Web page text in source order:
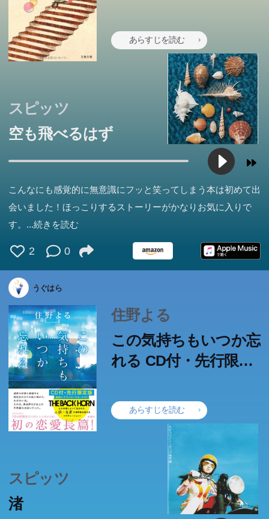
あらすじを読む
スピッツ
空も飛べるはず
こんなにも感覚的に無意識にフッと笑ってしまう本は初めて出
会いました！ほっこりするストーリーがかなりお気に入りで
す。 ...続きを読む
2 0
うぐはら
住野よる
この気持ちもいつか忘
れる CD付・先行限定
あらすじを読む
スピッツ
渚